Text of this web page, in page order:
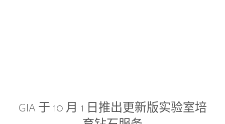
GIA 于 10 月 1 日推出更新版实验室培